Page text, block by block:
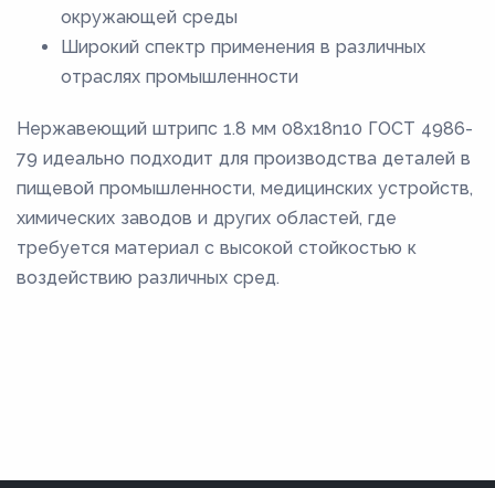
окружающей среды
Широкий спектр применения в различных
отраслях промышленности
Нержавеющий штрипс 1.8 мм 08х18n10 ГОСТ 4986-
79 идеально подходит для производства деталей в
пищевой промышленности, медицинских устройств,
химических заводов и других областей, где
требуется материал с высокой стойкостью к
воздействию различных сред.